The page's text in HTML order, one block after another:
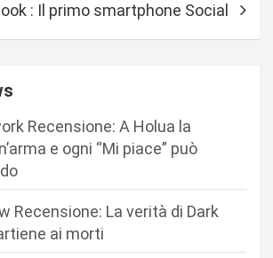
: Il primo smartphone Social
Recensione: A Holua la
e ogni “Mi piace” può
Recensione: La verità di Dark
ai morti